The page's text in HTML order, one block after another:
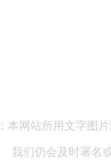
本网站所用文字图
我们仍会及时署名